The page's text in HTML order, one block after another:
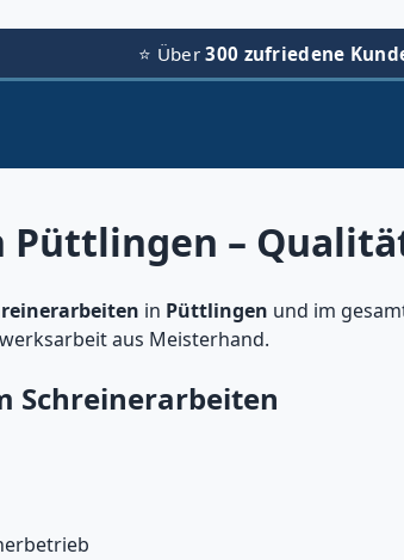
⭐ Über300 zufriedene
–
in Püttlingen und im
aus Meisterhand.
Schreinerarbeiten